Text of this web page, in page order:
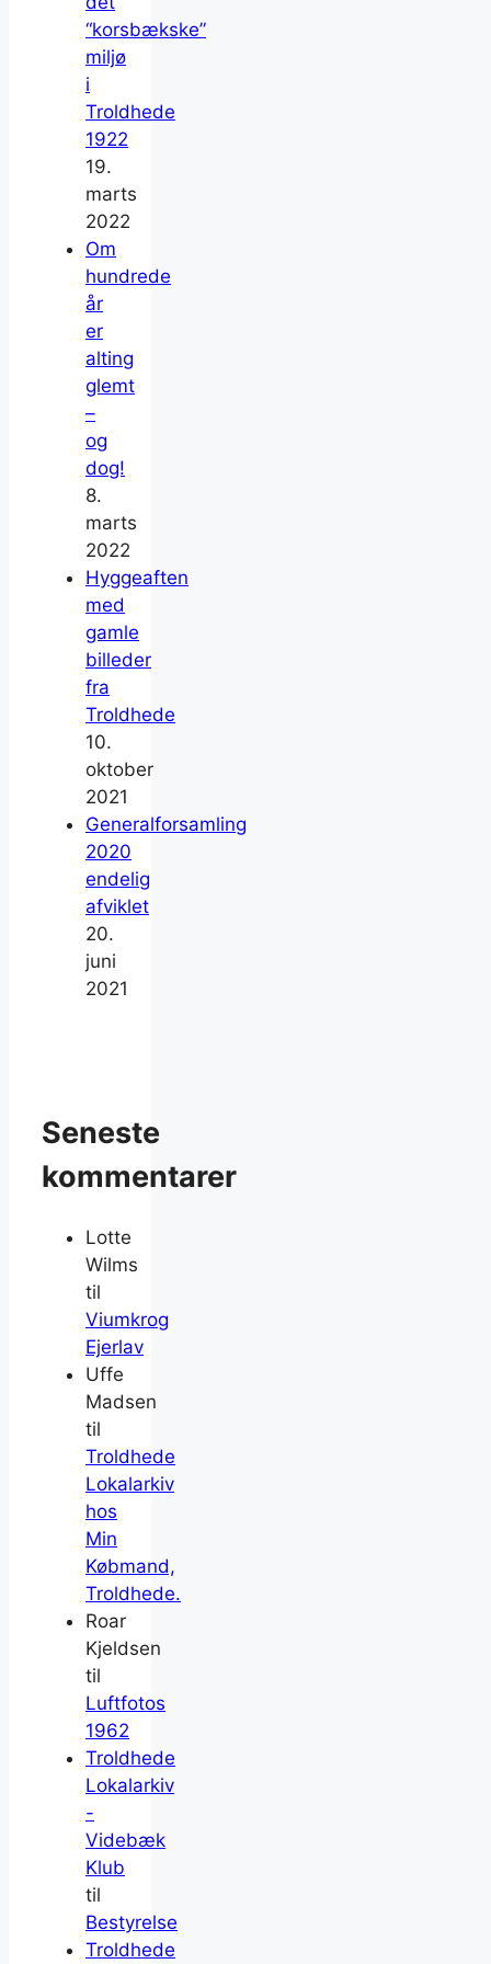
“korsbækske”
miljø
i
Troldhede
1922
19.
marts
2022
Om
hundrede
år
er
alting
glemt
–
og
dog!
8.
marts
2022
Hyggeaften
med
gamle
billeder
fra
Troldhede
10.
oktober
2021
Generalforsamling
2020
endelig
afviklet
20.
juni
2021
Seneste
kommentarer
Lotte
Wilms
til
Viumkrog
Ejerlav
Uffe
Madsen
til
Troldhede
Lokalarkiv
hos
Min
Købmand,
Troldhede.
Roar
Kjeldsen
til
Luftfotos
1962
Troldhede
Lokalarkiv
-
Videbæk
Klub
til
Bestyrelse
Troldhede